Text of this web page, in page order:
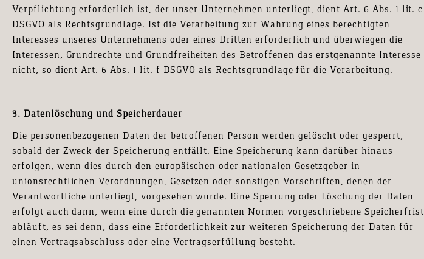
Verpflichtung erforderlich ist, der unser Unternehmen unterliegt, dient Art. 6 Abs. 1 lit. c
DSGVO als Rechtsgrundlage. Ist die Verarbeitung zur Wahrung eines berechtigten
Interesses unseres Unternehmens oder eines Dritten erforderlich und überwiegen die
Interessen, Grundrechte und Grundfreiheiten des Betroffenen das erstgenannte Interesse
nicht, so dient Art. 6 Abs. 1 lit. f DSGVO als Rechtsgrundlage für die Verarbeitung.
3. Datenlöschung und Speicherdauer
Die personenbezogenen Daten der betroffenen Person werden gelöscht oder gesperrt,
sobald der Zweck der Speicherung entfällt. Eine Speicherung kann darüber hinaus
erfolgen, wenn dies durch den europäischen oder nationalen Gesetzgeber in
unionsrechtlichen Verordnungen, Gesetzen oder sonstigen Vorschriften, denen der
Verantwortliche unterliegt, vorgesehen wurde. Eine Sperrung oder Löschung der Daten
erfolgt auch dann, wenn eine durch die genannten Normen vorgeschriebene Speicherfrist
abläuft, es sei denn, dass eine Erforderlichkeit zur weiteren Speicherung der Daten für
einen Vertragsabschluss oder eine Vertragserfüllung besteht.